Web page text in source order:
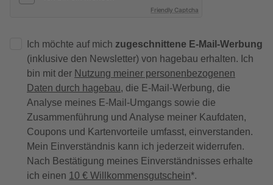
Friendly Captcha
Ich möchte auf mich zugeschnittene E-Mail-Werbung
(inklusive den Newsletter) von hagebau erhalten. Ich
bin mit der Nutzung meiner personenbezogenen
Daten durch hagebau, die E-Mail-Werbung, die
Analyse meines E-Mail-Umgangs sowie die
Zusammenführung und Analyse meiner Kaufdaten,
Coupons und Kartenvorteile umfasst, einverstanden.
Mein Einverständnis kann ich jederzeit widerrufen.
Nach Bestätigung meines Einverständnisses erhalte
ich einen 10 € Willkommensgutschein*.